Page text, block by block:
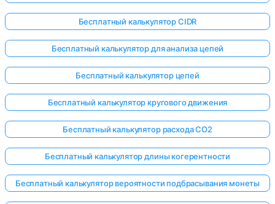
Бесплатный калькулятор CIDR
Бесплатный калькулятор для анализа цепей
Бесплатный калькулятор цепей
Бесплатный калькулятор кругового движения
Бесплатный калькулятор расхода CO2
Бесплатный калькулятор длины когерентности
Бесплатный калькулятор вероятности подбрасывания монеты